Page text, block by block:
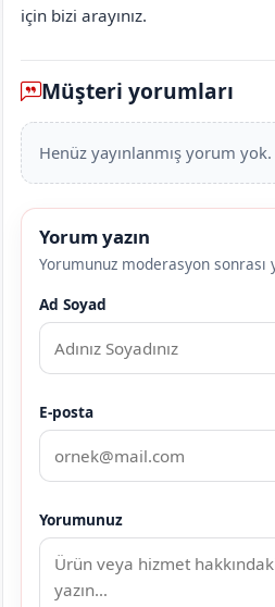
için bizi arayınız.
Müşteri yorumları
Henüz yayınlanmış yorum
Yorum yazın
Yorumunuz moderasyon sonrası
Ad Soyad
E-posta
Yorumunuz